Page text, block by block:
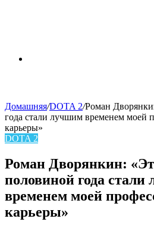
skin
Домашняя/DOTA 2/Роман
года стали лучшим временем моей
карьеры»
DOTA 2
Роман Дворянкин:
половиной года
временем моей
карьеры»